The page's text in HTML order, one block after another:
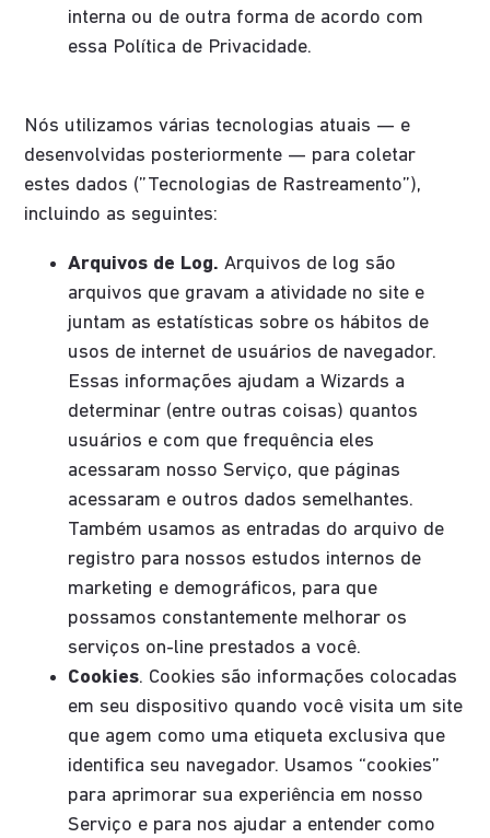
interna ou de outra forma de acordo com
essa Política de Privacidade.
Nós utilizamos várias tecnologias atuais — e
desenvolvidas posteriormente — para coletar
estes dados (”Tecnologias de Rastreamento”),
incluindo as seguintes:
Arquivos de Log.Arquivos de log são
arquivos que gravam a atividade no site e
juntam as estatísticas sobre os hábitos de
usos de internet de usuários de navegador.
Essas informações ajudam a Wizards a
determinar (entre outras coisas) quantos
usuários e com que frequência eles
acessaram nosso Serviço, que páginas
acessaram e outros dados semelhantes.
Também usamos as entradas do arquivo de
registro para nossos estudos internos de
marketing e demográficos, para que
possamos constantemente melhorar os
serviços on-line prestados a você.
Cookies. Cookies são informações colocadas
em seu dispositivo quando você visita um site
que agem como uma etiqueta exclusiva que
identifica seu navegador. Usamos “cookies”
para aprimorar sua experiência em nosso
Serviço e para nos ajudar a entender como